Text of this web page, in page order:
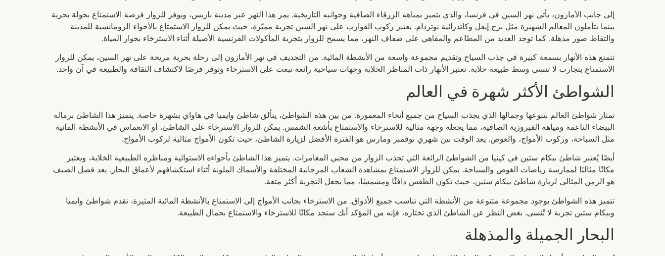
إلى جانب الأمازون، يأتي نهر السين في فرنسا، والذي يتميز بمياهه الزرقاء الصافية وجوانبه التاريخية. يمر هذا النهر عبر مدينة باريس، ويوفر للزوار فرصة الاستمتاع بجولة بحرية
بينما يتأملون المعالم الشهيرة مثل برج إيفل وكاتدرائية نوتردام. يعتبر ركوب القوارب على نهر السين تجربة مميّزة، حيث يمكن للزوار الاستمتاع بالأجواء الرومانسية للمدينة
والتقاط صور مذهلة. كما توجد العديد من المطاعم والمقاهي على ضفاف النهر، مما يسمح للزوار بتجربة المأكولات الفرنسية الأصيلة أثناء الاسترخاء بجوار المياة.
تتمتع هذه الأنهار بسمعة كبيرة في جذب السياح وتقديم مجموعة واسعة من الأنشطة المائية. من التجديف في نهر الأمازون إلى رحلة بحرية مريحة على نهر السين، يمكن للزوار
الاستمتاع بتجارب لا تنسى وسط طبيعة خلابة. تعتبر الأنهار ذات المناظر الخلابة وجهات سياحية رائعة تبعث على الاسترخاء وتوفر فرصًا لاكتشاف الثقافة والطبيعة في آن واحد.
الشواطئ الأكثر شهرة في العالم
تمتاز شواطئ العالم بتنوعها وجمالها الذي يجذب السياح من جميع أنحاء المعمورة. من بين هذه الشواطئ، يتألق شاطئ وايميا في هاواي بشهرة خاصة. يتميز هذا الشاطئ برماله
البيضاء الناعمة ومياهه الفيروزية الصافية، مما يجعله وجهة مثالية للاسترخاء والاستمتاع بأشعة الشمس. يمكن للزوار الاسترخاء على الشاطئ، أو الانغماس في الأنشطة المائية
مثل السباحة، وركوب الأمواج، والغوص. يعد الوقت بين شهري نوفمبر ومارس هو الفترة الأفضل لزيارة الشاطئ، حيث تكون الأمواج مثالية لركوب الأمواج.
أيضًا يُعتبر شاطئ بيكام ستين في كينيا من الشواطئ الرائعة التي تجذب الزوار من محبي المغامرات. يتميز هذا الشاطئ بأجواءه الاستوائية ومناظره الطبيعية الخلابة، ويعتبر
مكانًا مثاليًا لممارسة رياضات الغوص والسباحة. يمكن للزوار الاستمتاع بمشاهدة الشعاب المرجانية المختلفة والأسماك الملونة أثناء استكشافهم لأعماق البحار. يعد فصل الصيف
هو الزمن المثالي لزيارة شاطئ بيكام ستين، حيث تكون الطقس دافئًا ومشمسًا، مما يجعل التجربة أكثر متعة.
تتميز هذه الشواطئ بوجود مجموعة متنوعة من الأنشطة التي تناسب جميع الأذواق. من الاسترخاء بجانب الأمواج إلى الاستمتاع بالأنشطة المائية المثيرة، تقدم شواطئ وايميا
وبيكام ستين تجربة لا تُنسى. بغض النظر عن الشاطئ الذي تختاره، فإنه من المؤكد أنك ستجد مكانًا للاسترخاء والاستمتاع بجمال الطبيعة.
البحار الجميلة والمذهلة